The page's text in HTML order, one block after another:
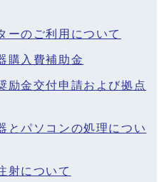
ーのご利用について
購入費補助金
励金交付申請および拠点
とパソコンの処理につい
射について